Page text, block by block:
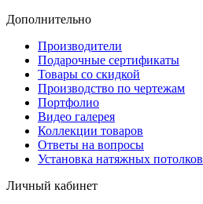
Дополнительно
Производители
Подарочные сертификаты
Товары со скидкой
Производство по чертежам
Портфолио
Видео галерея
Коллекции товаров
Ответы на вопросы
Установка натяжных потолков
Личный кабинет